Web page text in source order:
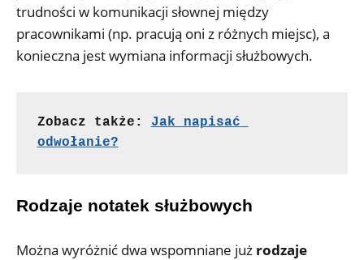
trudności w komunikacji słownej między
pracownikami (np. pracują oni z różnych miejsc), a
konieczna jest wymiana informacji służbowych.
Zobacz także: Jak napisać
odwołanie?
Rodzaje notatek służbowych
Można wyróżnić dwa wspomniane już rodzaje